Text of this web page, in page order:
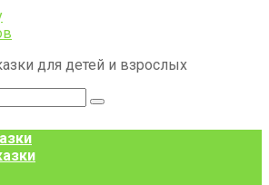
для детей и взрослых